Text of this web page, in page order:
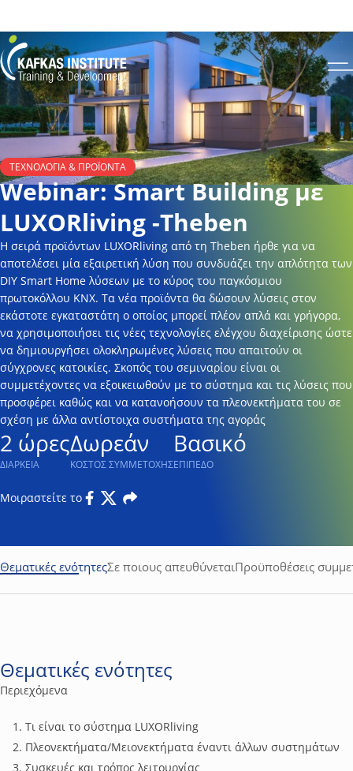
Kafkas Insitute Logo
ΤΕΧΝΟΛΟΓΊΑ & ΠΡΟΪΌΝΤΑ
Webinar: Smart Building με
LUXORliving -Theben
H σειρά προϊόντων LUXORliving από τη Theben ήρθε για να
αποτελέσει μία εξαιρετική λύση που συνδυάζει την απλότητα των
DIY Smart Home λύσεων με το κύρος του παγκόσμιου
πρωτοκόλλου KNX. Τα νέα προϊόντα θα δώσουν λύσεις στον
εκάστοτε εγκαταστάτη ο οποίος μπορεί πλέον απλά και γρήγορα,
να χρησιμοποιήσει τις νέες τεχνολογίες ελέγχου διαχείρισης ώστε
να δημιουργήσει ολοκληρωμένες λύσεις που απαιτούν οι
σύγχρονες κατοικίες. Σκοπός του σεμιναρίου είναι οι
συμμετέχοντες να εξοικειωθούν με το σύστημα και τις λύσεις που
προσφέρει καθώς και να κατανοήσουν τα πλεονεκτήματα του σε
σχέση με άλλα αντίστοιχα συστήματα της αγοράς
2 ώρες
ΔΙΑΡΚΕΙΑ
Δωρεάν
ΚΟΣΤΟΣ ΣΥΜΜΕΤΟΧΗΣ
Βασικό
ΕΠΙΠΕΔΟ
Μοιραστείτε το Facebook
Twitter
Email
Θεματικές ενότητεςΣε ποιους απευθύνεταιΠροϋποθέσεις
Θεματικές ενότητες
Περιεχόμενα
Τι είναι το σύστημα LUXORliving
Πλεονεκτήματα/Μειονεκτήματα έναντι άλλων συστημάτων
Συσκευές και τρόπος λειτουργίας